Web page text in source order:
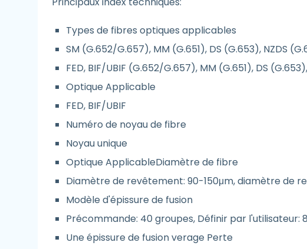
Types de fibres optiques applicables
SM (G.652/G.657), MM (G.651), DS (G.653), NZDS
FED, BIF/UBIF (G.652/G.657), MM (G.651), DS
Optique Applicable
FED, BIF/UBIF
Numéro de noyau de fibre
Noyau unique
Optique ApplicableDiamètre de fibre
Diamètre de revêtement: 90-150μm, diamètre de
Modèle d'épissure de fusion
Précommande: 40 groupes, Définir par l'utilisateur:
Une épissure de fusion verage Perte